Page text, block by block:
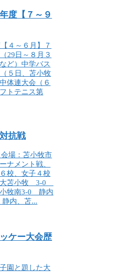
度【７～９
４～６月】７
29日～８月３
ど）中学バス
５日、苫小牧
体連大会（６
トテニス第
抗戦
場：苫小牧市
ナメント戦、
校、女子４校
大苫小牧 3-0
小牧南3-0 静内
内、苫...
ケー大会歴
園と題した大